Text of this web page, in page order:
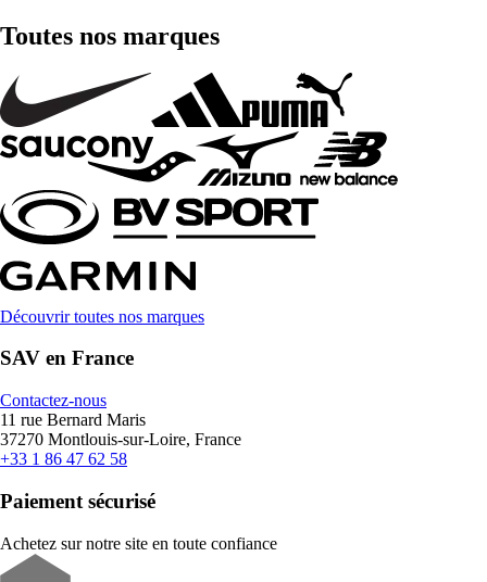
Toutes nos marques
Découvrir toutes nos marques
SAV en France
Contactez-nous
11 rue Bernard Maris
37270 Montlouis-sur-Loire, France
+33 1 86 47 62 58
Paiement sécurisé
Achetez sur notre site en toute confiance